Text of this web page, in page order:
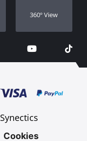
360º View
Synectics
Cookies